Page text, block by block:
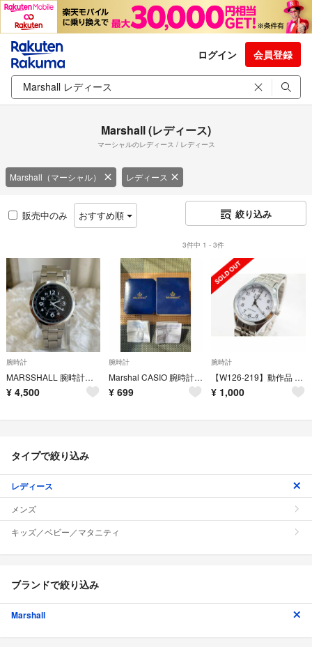
ログイン 会員登録
Marshall (レディース)
マーシャルのレディース / レディース
Marshall（マーシャル） レディース
販売中のみ おすすめ順 絞り込み
3件中 1 - 3件
腕時計
MARSSHALL 腕時計 RADIO CONTROL #3960
¥ 4,500
腕時計
Marshal CASIO 腕時計 箱
¥ 699
腕時計
【W126-219】動作品 マーシャル ソーラー 腕時計 MRL101-SW
¥ 1,000
タイプで絞り込み
レディース
メンズ
キッズ／ベビー／マタニティ
ブランドで絞り込み
Marshall